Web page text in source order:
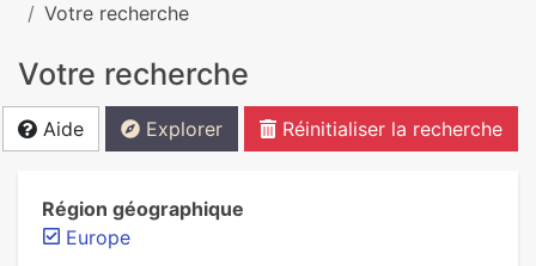
Votre recherche
Votre recherche
Aide Explorer Réinitialiser la recherche
Région géographique
Europe